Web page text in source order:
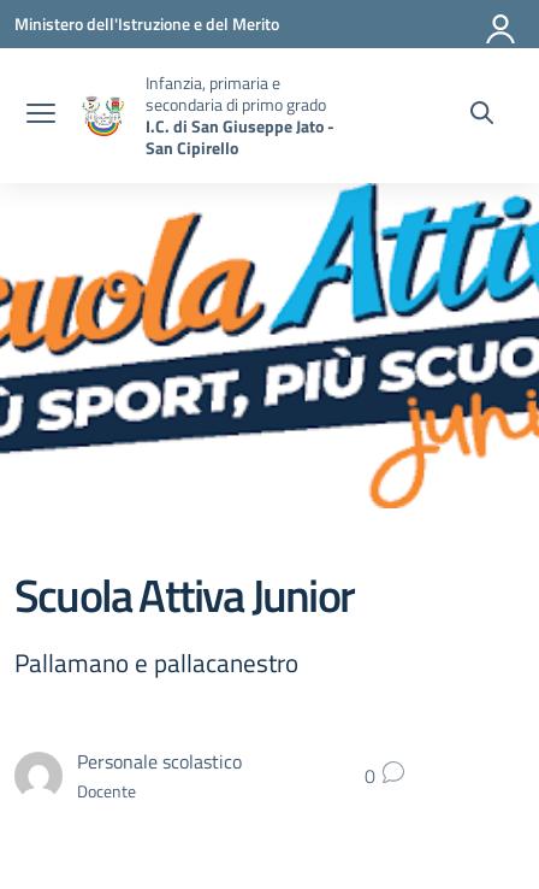
Vai ai contenuti
Vai al menu di navigazione
Vai al footer
Ministero dell'Istruzione e del Merito
Infanzia, primaria e
secondaria di primo grado
I.C. di San Giuseppe Jato -
San Cipirello
Scuola Attiva Junior
Pallamano e pallacanestro
Personale scolastico
Docente 0